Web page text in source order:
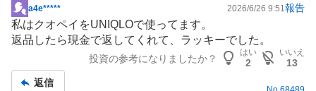
掲
示
板
a4e***** 2026/6/26 9:51 報告
私はクオペイをUNIQLOで使ってます。
返品したら現金で返してくれて、ラッキーでした。
投資の参考になりましたか？
はい
2
いいえ
13
返信